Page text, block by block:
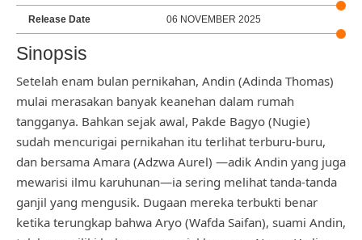
Release Date 06 NOVEMBER 2025
Sinopsis
Setelah enam bulan pernikahan, Andin (Adinda Thomas)
mulai merasakan banyak keanehan dalam rumah
tangganya. Bahkan sejak awal, Pakde Bagyo (Nugie)
sudah mencurigai pernikahan itu terlihat terburu-buru,
dan bersama Amara (Adzwa Aurel) —adik Andin yang juga
mewarisi ilmu karuhunan—ia sering melihat tanda-tanda
ganjil yang mengusik. Dugaan mereka terbukti benar
ketika terungkap bahwa Aryo (Wafda Saifan), suami Andin,